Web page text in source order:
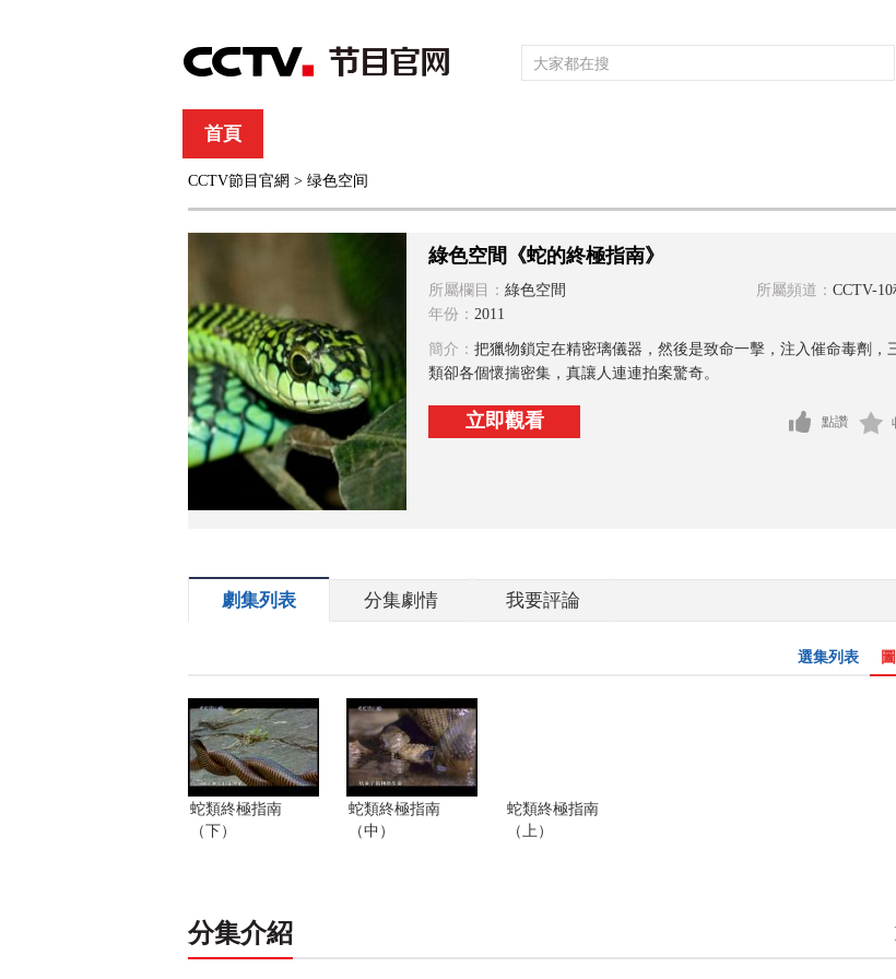
首頁
綜合 新聞 財經 綜藝
CCTV節目官網 > 绿色空间
綠色空間《蛇的終極指南》
所屬欄目： 綠色空間 所屬頻道： CCTV-
年份： 2011
簡介： 把獵物鎖定在精密璃儀器，然後是致命一擊，注入催命毒劑
類卻各個懷揣密集，真讓人連連拍案驚奇。
立即觀看 點讚
劇集列表 分集劇情 我要評論
選集列表
蛇類終極指南
（下）
蛇類終極指南
（中）
蛇類終極指南
（上）
分集介紹